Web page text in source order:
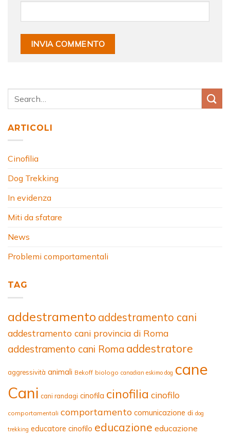
ARTICOLI
Cinofilia
Dog Trekking
In evidenza
Miti da sfatare
News
Problemi comportamentali
TAG
addestramento addestramento cani
addestramento cani provincia di Roma
addestramento cani Roma addestratore
aggressività animali Bekoff biologo canadian eskimo dog cane
Cani cani randagi cinofila cinofilia cinofilo
comportamentali comportamento comunicazione di dog
trekking educatore cinofilo educazione educazione